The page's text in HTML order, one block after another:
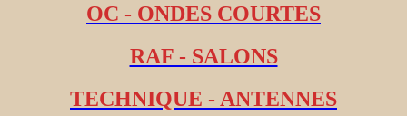
OC - ONDES COURTES
RAF - SALONS
TECHNIQUE - ANTENNES